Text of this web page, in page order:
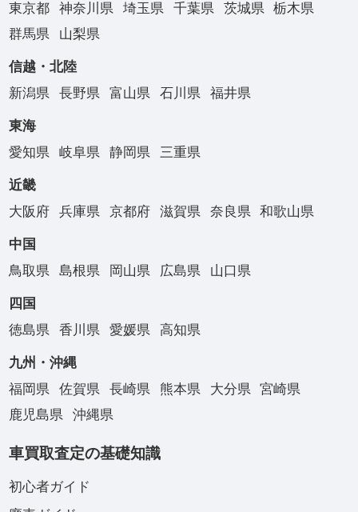
東京都
神奈川県 埼玉県 千葉県 茨城県
栃木県
群馬県
山梨県
信越・北陸
新潟県
長野県 富山県 石川県 福井県
東海
愛知県
岐阜県 静岡県 三重県
近畿
大阪府
兵庫県 京都府 滋賀県 奈良県 和歌山県
中国
鳥取県
島根県 岡山県 広島県 山口県
四国
徳島県
香川県 愛媛県 高知県
九州・沖縄
福岡県
佐賀県 長崎県 熊本県 大分県
宮崎県
鹿児島県
沖縄県
車買取査定の基礎知識
初心者ガイド